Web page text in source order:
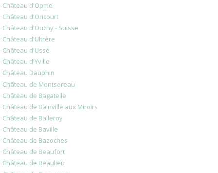
Château d'Opme
Château d'Oricourt
Château d'Ouchy - Suisse
Château d'Ultrère
Château d'Ussé
Château d'Yville
Château Dauphin
Château de Montsoreau
Château de Bagatelle
Château de Bainville aux Miroirs
Château de Balleroy
Château de Baville
Château de Bazoches
Château de Beaufort
Château de Beaulieu